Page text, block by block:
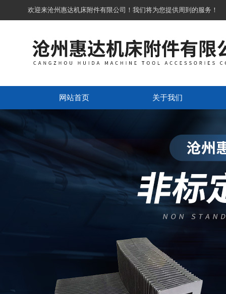
欢迎来沧州惠达机床附件有限公司！我们将为您提供周到的服务！
网站首页 关于我们